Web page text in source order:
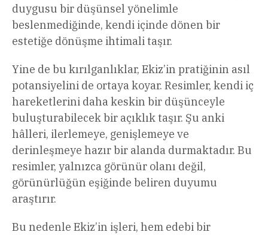
duygusu bir düşünsel yönelimle
beslenmediğinde, kendi içinde dönen bir
estetiğe dönüşme ihtimali taşır.
Yine de bu kırılganlıklar, Ekiz’in pratiğinin asıl
potansiyelini de ortaya koyar. Resimler, kendi iç
hareketlerini daha keskin bir düşünceyle
buluşturabilecek bir açıklık taşır. Şu anki
hâlleri, ilerlemeye, genişlemeye ve
derinleşmeye hazır bir alanda durmaktadır. Bu
resimler, yalnızca görünür olanı değil,
görünürlüğün eşiğinde beliren duyumu
araştırır.
Bu nedenle Ekiz’in işleri, hem edebi bir